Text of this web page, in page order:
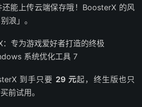
还能上传云端保存哦！BoosterX 的风
浪」。
到手只要 29 元起，终生版也只
前试用。